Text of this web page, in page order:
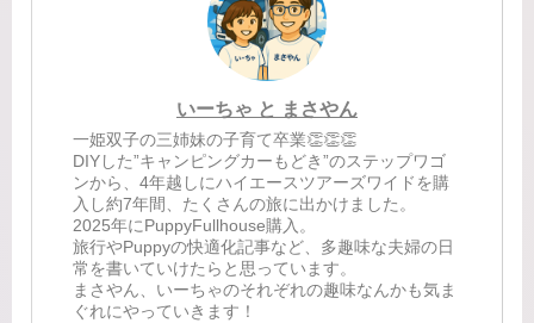
いーちゃ と まさやん
一姫双子の三姉妹の子育て卒業👏👏👏
DIYした”キャンピングカーもどき”のステップワゴ
ンから、4年越しにハイエースツアーズワイドを購
入し約7年間、たくさんの旅に出かけました。
2025年にPuppyFullhouse購入。
旅行やPuppyの快適化記事など、多趣味な夫婦の日
常を書いていけたらと思っています。
まさやん、いーちゃのそれぞれの趣味なんかも気ま
ぐれにやっていきます！